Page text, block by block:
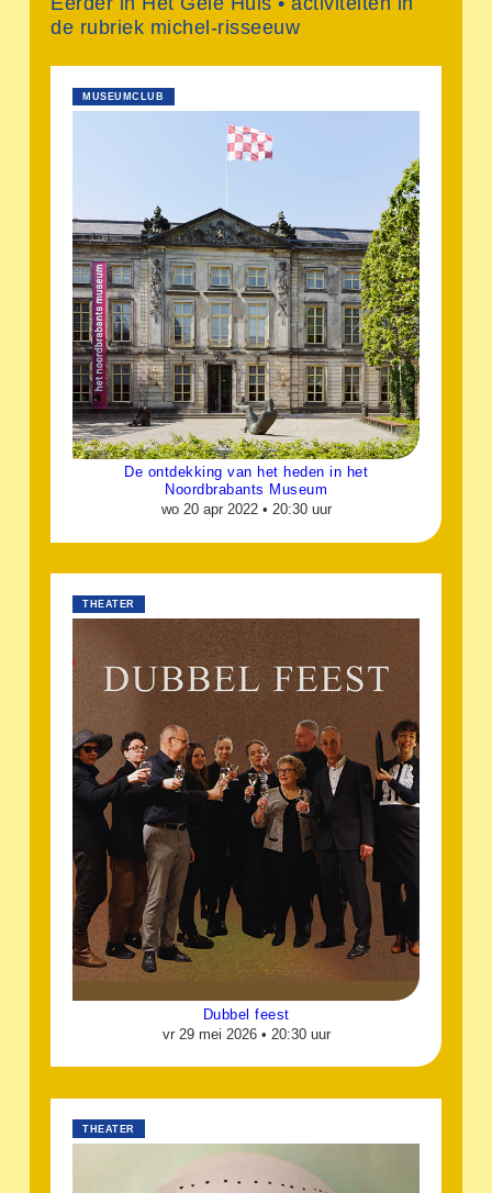
de rubriek michel-risseeuw
MUSEUMCLUB
De ontdekking van het heden in het
Noordbrabants Museum
wo 20 apr 2022 • 20:30 uur
THEATER
Dubbel feest
vr 29 mei 2026 • 20:30 uur
THEATER